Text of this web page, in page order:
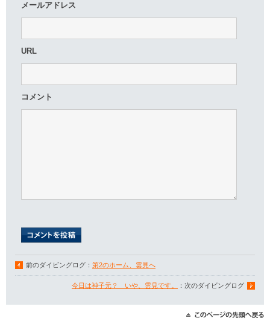
メールアドレス
URL
コメント
前のダイビングログ： 第2のホーム、雲見へ
今日は神子元？ いや、雲見です。 ：次のダイビングログ